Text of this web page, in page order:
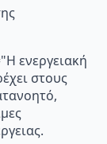
ενεργειακή
στους